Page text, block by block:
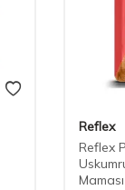
Reflex
Reflex